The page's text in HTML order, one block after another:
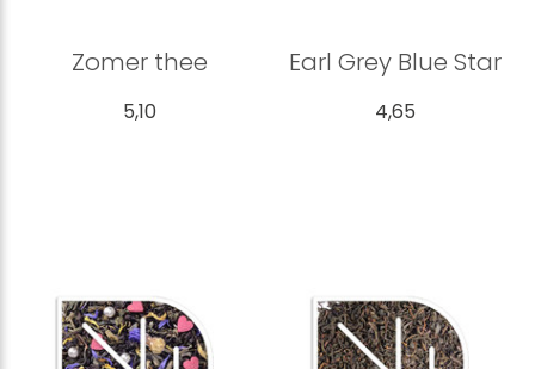
Zomer thee
5,10
Earl Grey Blue Star
4,65